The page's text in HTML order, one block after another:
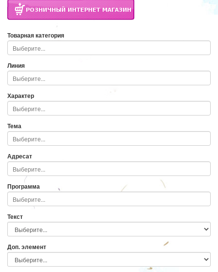
Товарная категория
Линия
Характер
Тема
Адресат
Программа
Текст
Доп. элемент